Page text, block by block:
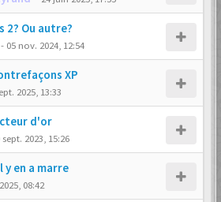
2? Ou autre?
- 05 nov. 2024, 12:54
XP
2025, 13:33
d'or
sept. 2023, 15:26
y en a marre
08:42